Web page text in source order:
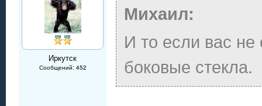
Иркутск
Сообщений: 452
Михаил:
И то если вас
боковые стекла.